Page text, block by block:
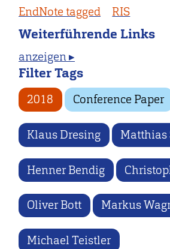
EndNote tagged
RIS
Weiterführende Links
anzeigen ▸
Filter Tags
2018 Conference Paper
Klaus Dresing Matthias
Henner Bendig
Oliver Bott Markus
Michael Teistler